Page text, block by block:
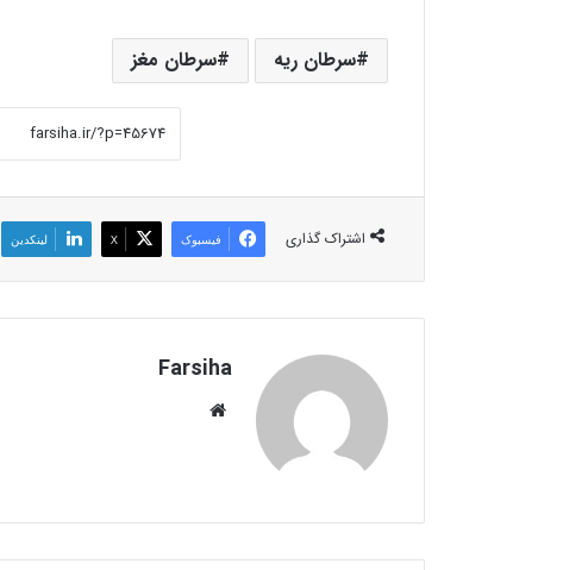
سرطان ریه سرطان مغز
اشتراک گذاری فیسبوک X لینکدین
Farsiha